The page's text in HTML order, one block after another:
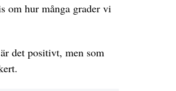
om hur många grader vi
det positivt, men som